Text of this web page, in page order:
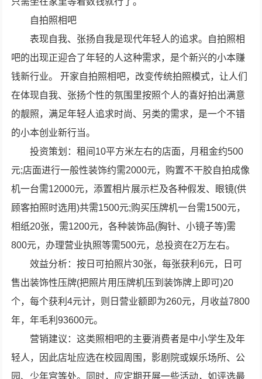
自拍照相吧
表现自我、张扬自我是现代年轻人的追求。自拍照相
吧的出现正迎合了年轻的人这种需求，是个新兴的小本赚
钱新行业。 开家自拍照相吧，改变传统拍照模式，让人们
在体现自我、张扬个性的氛围里按照个人的喜好拍出满意
的靓照，满足年轻人追求时尚、另类的需求，是一个不错
的小本创业新行当。
投资策划：租间10平方米左右的店面，月租金约500
元;店面进行一般性装饰约需2000元，购置不干胶自拍成像
机一台需12000元，添置相片展示栏及各种假发、眼镜(供
顾客拍照时选用)共需1500元;购买压牌机一台需1500元，
相纸20张，需1200元，各种装饰品(胸针、小镜子等)需
800元，办理营业执照等需500元，总投资在2万左右。
效益分析：按日可拍照片30张，每张获利6元，日可
售出装饰性压牌(把照片用压牌机压到装饰牌上即可)20
个，每个获利4元计，则日营业额即为260元，月收益7800
年，年毛利93600元。
营销建议：这类照相吧的主要消费者是中小学生及年
轻人，因此店址应选在校园周围，影剧院或娱乐场所、公
园、少年宫等处。同时，应定期开展一些活动，如评选最